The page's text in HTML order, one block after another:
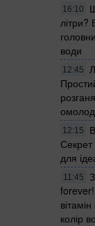
16:10
літри?
води
12:45
12:15
Секрет
для
11:45
колір